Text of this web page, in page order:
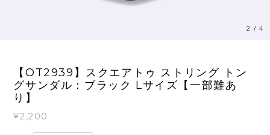
2 /4
【OT2939】スクエアトゥ ストリング トン
グサンダル：ブラック Lサイズ【一部難あ
り】
¥2,200